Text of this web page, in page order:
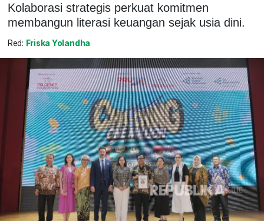
Kolaborasi strategis perkuat komitmen
membangun literasi keuangan sejak usia dini.
Red: Friska Yolandha